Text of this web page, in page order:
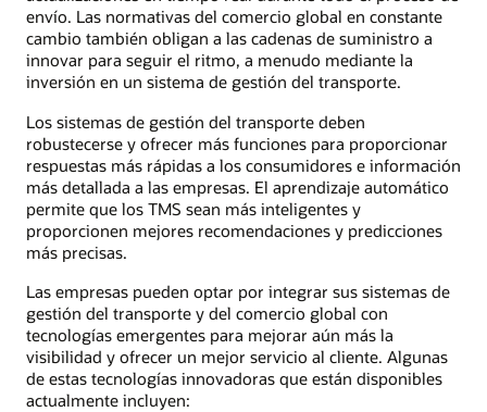
envío. Las normativas del comercio global en constante
cambio también obligan a las cadenas de suministro a
innovar para seguir el ritmo, a menudo mediante la
inversión en un sistema de gestión del transporte.
Los sistemas de gestión del transporte deben
robustecerse y ofrecer más funciones para proporcionar
respuestas más rápidas a los consumidores e información
más detallada a las empresas. El aprendizaje automático
permite que los TMS sean más inteligentes y
proporcionen mejores recomendaciones y predicciones
más precisas.
Las empresas pueden optar por integrar sus sistemas de
gestión del transporte y del comercio global con
tecnologías emergentes para mejorar aún más la
visibilidad y ofrecer un mejor servicio al cliente. Algunas
de estas tecnologías innovadoras que están disponibles
actualmente incluyen: